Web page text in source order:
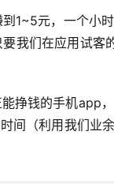
到1~5元，一个小
我们在应用试客
挣钱的手机app
间（利用我们业